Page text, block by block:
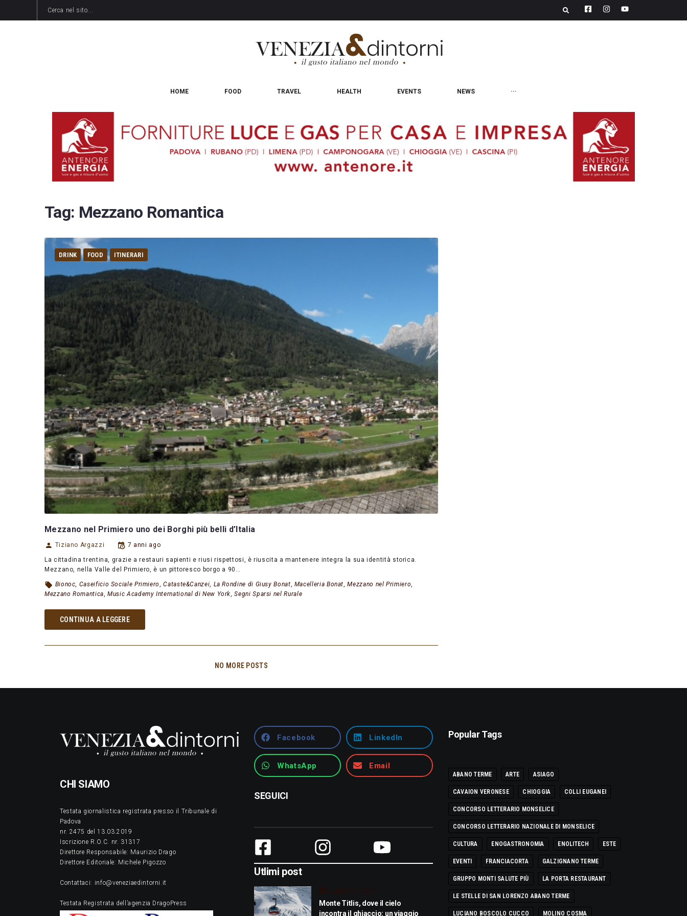
HOME FOOD TRAVEL HEALTH EVENTS NEWS ···
Tag: Mezzano Romantica
DRINK FOOD ITINERARI
Mezzano nel Primiero uno dei Borghi più belli d’Italia
Tiziano Argazzi 7 anni ago
La cittadina trentina, grazie a restauri sapienti e riusi rispettosi, è riuscita a mantenere integra la sua identità storica.
Mezzano, nella Valle del Primiero, è un pittoresco borgo a 90…
Bionoc, Caseificio Sociale Primiero,Cataste&Canzei, La Rondine di Giusy Bonat, Macelleria Bonat,Mezzano nel Primiero,
Mezzano Romantica,Music Academy International di New York,Segni Sparsi nel Rurale
CONTINUA A LEGGERE
NO MORE POSTS
CHI SIAMO
Testata giornalistica registrata presso il Tribunale di
Padova
nr. 2475 del 13.03.2019
Iscrizione R.O.C. nr. 31317
Direttore Responsabile: Maurizio Drago
Direttore Editoriale: Michele Pigozzo
Contattaci: info@veneziaedintorni.it
Testata Registrata dell’agenzia DragoPress
Facebook LinkedIn
WhatsApp Email
SEGUICI
Utlimi post
Luglio 29, 2026
Monte Titlis, dove il cielo
incontra il ghiaccio: un viaggio
Popular Tags
ABANO TERME ARTE ASIAGO
CAVAION VERONESE CHIOGGIA COLLI EUGANEI
CONCORSO LETTERARIO MONSELICE
CONCORSO LETTERARIO NAZIONALE DI MONSELICE
CULTURA ENOGASTRONOMIA ENOLITECH ESTE
EVENTI FRANCIACORTA GALZIGNANO TERME
GRUPPO MONTI SALUTE PIÙ LA PORTA RESTAURANT
LE STELLE DI SAN LORENZO ABANO TERME
LUCIANO BOSCOLO CUCCO MOLINO COSMA